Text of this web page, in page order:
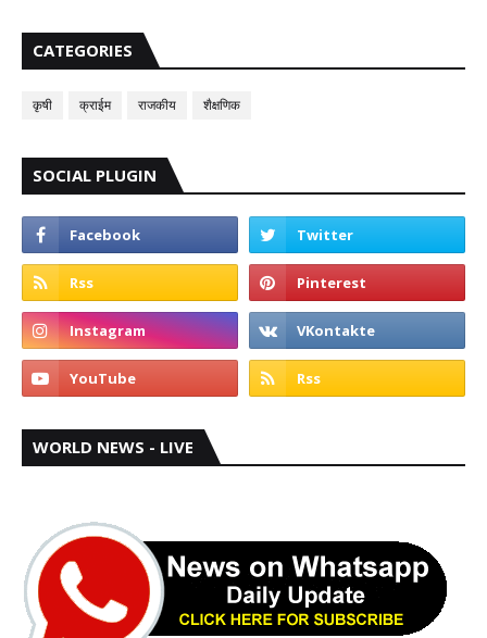
CATEGORIES
कृषी क्राईम राजकीय शैक्षणिक
SOCIAL PLUGIN
WORLD NEWS - LIVE